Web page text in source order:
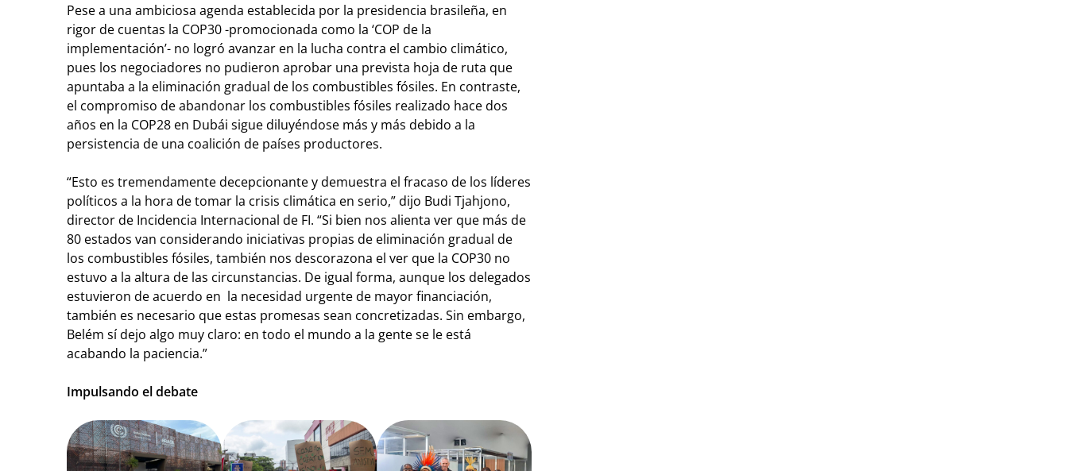
Pese a una ambiciosa agenda establecida por la presidencia brasileña, en
rigor de cuentas la COP30 -promocionada como la ‘COP de la
implementación’- no logró avanzar en la lucha contra el cambio climático,
pues los negociadores no pudieron aprobar una prevista hoja de ruta que
apuntaba a la eliminación gradual de los combustibles fósiles. En contraste,
el compromiso de abandonar los combustibles fósiles realizado hace dos
años en la COP28 en Dubái sigue diluyéndose más y más debido a la
persistencia de una coalición de países productores.
“Esto es tremendamente decepcionante y demuestra el fracaso de los líderes
políticos a la hora de tomar la crisis climática en serio,” dijo Budi Tjahjono,
director de Incidencia Internacional de FI. “Si bien nos alienta ver que más de
80 estados van considerando iniciativas propias de eliminación gradual de
los combustibles fósiles, también nos descorazona el ver que la COP30 no
estuvo a la altura de las circunstancias. De igual forma, aunque los delegados
estuvieron de acuerdo en la necesidad urgente de mayor financiación,
también es necesario que estas promesas sean concretizadas. Sin embargo,
Belém sí dejo algo muy claro: en todo el mundo a la gente se le está
acabando la paciencia.”
Impulsando el debate